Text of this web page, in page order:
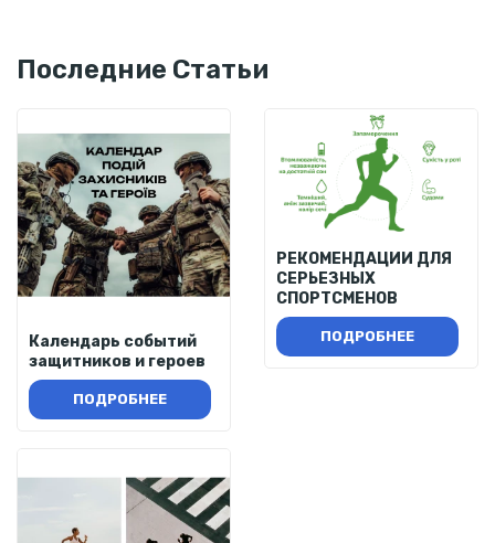
Последние Статьи
Календарь событий
защитников и героев
ПОДРОБНЕЕ
РЕКОМЕНДАЦИИ ДЛЯ
СЕРЬЕЗНЫХ
СПОРТСМЕНОВ
ПОДРОБНЕЕ